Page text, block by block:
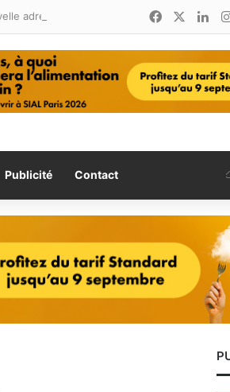
Facebook
Publicité Contact